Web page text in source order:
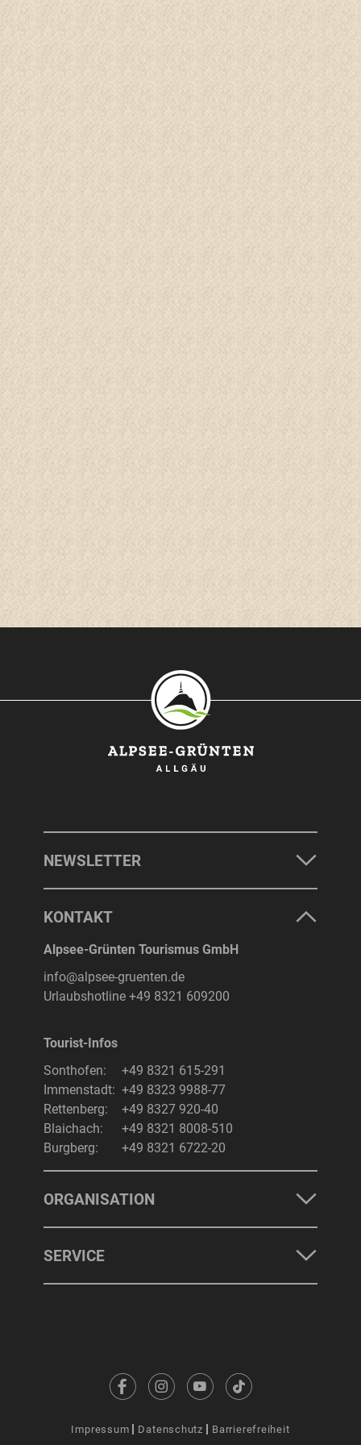
NEWSLETTER
KONTAKT
Alpsee-Grünten Tourismus GmbH
info@alpsee-gruenten.de
Urlaubshotline +49 8321 609200
Tourist-Infos
Sonthofen:
+49 8321 615-291
Immenstadt: +49 8323 9988-77
Rettenberg:
+49 8327 920-40
Blaichach:
+49 8321 8008-510
Burgberg:
+49 8321 6722-20
ORGANISATION
SERVICE
Impressum Datenschutz Barrierefreiheit